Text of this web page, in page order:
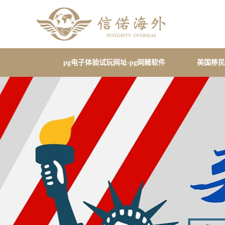
pg电子体验试玩网址-pg网赌软件 美国移民